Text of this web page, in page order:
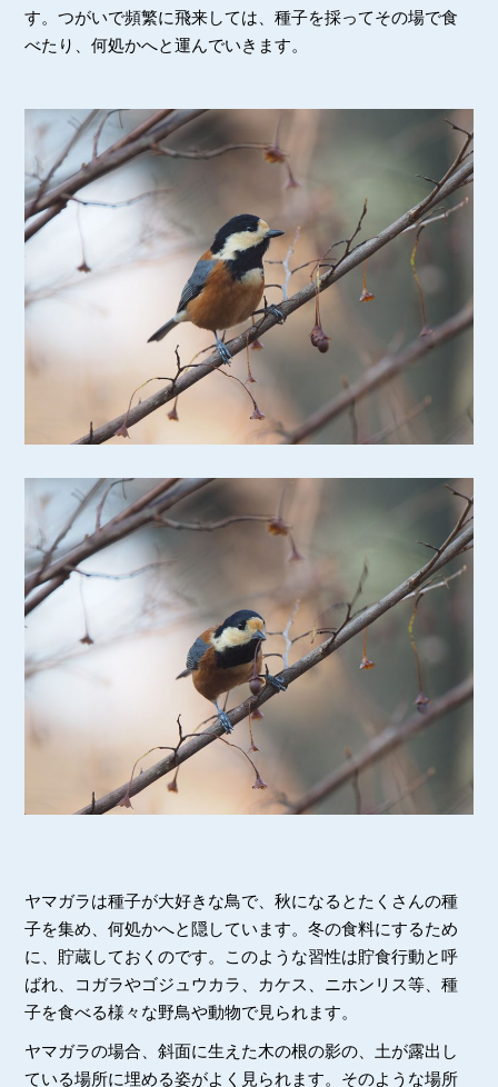
す。つがいで頻繁に飛来しては、種子を採ってその場で食
べたり、何処かへと運んでいきます。
ヤマガラは種子が大好きな鳥で、秋になるとたくさんの種
子を集め、何処かへと隠しています。冬の食料にするため
に、貯蔵しておくのです。このような習性は貯食行動と呼
ばれ、コガラやゴジュウカラ、カケス、ニホンリス等、種
子を食べる様々な野鳥や動物で見られます。
ヤマガラの場合、斜面に生えた木の根の影の、土が露出し
ている場所に埋める姿がよく見られます。そのような場所